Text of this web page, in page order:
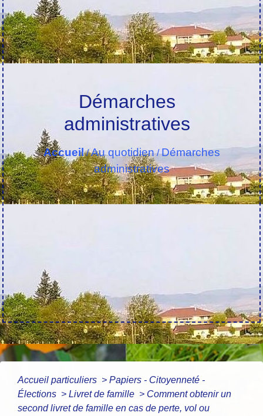
Démarches
administratives
Accueil/Au quotidien/Démarches
administratives
Accueil particuliers > Papiers - Citoyenneté -
Élections > Livret de famille > Comment obtenir un
second livret de famille en cas de perte, vol ou